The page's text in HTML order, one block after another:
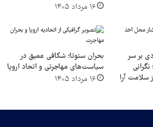
۱۶ مرداد ۱۴۰۵
بر سر
نگرانی
سلامت آرا
بحران سئوتا؛ شکافی عمیق در
سیاست‌های مهاجرتی و اتحاد اروپا
۱۶ مرداد ۱۴۰۵